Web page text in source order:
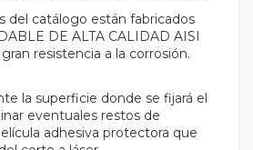
del catálogo están fabricados
DE ALTA CALIDAD AISI
resistencia a la corrosión.
la superficie donde se fijará el
eventuales restos de
adhesiva protectora que